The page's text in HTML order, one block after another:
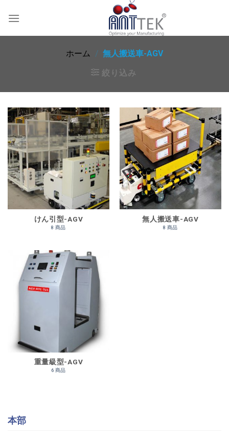
ホーム / 無人搬送車-AGV
絞り込み
けん引型-AGV
8 商品
無人搬送車-AGV
8 商品
重量級型-AGV
6 商品
本部